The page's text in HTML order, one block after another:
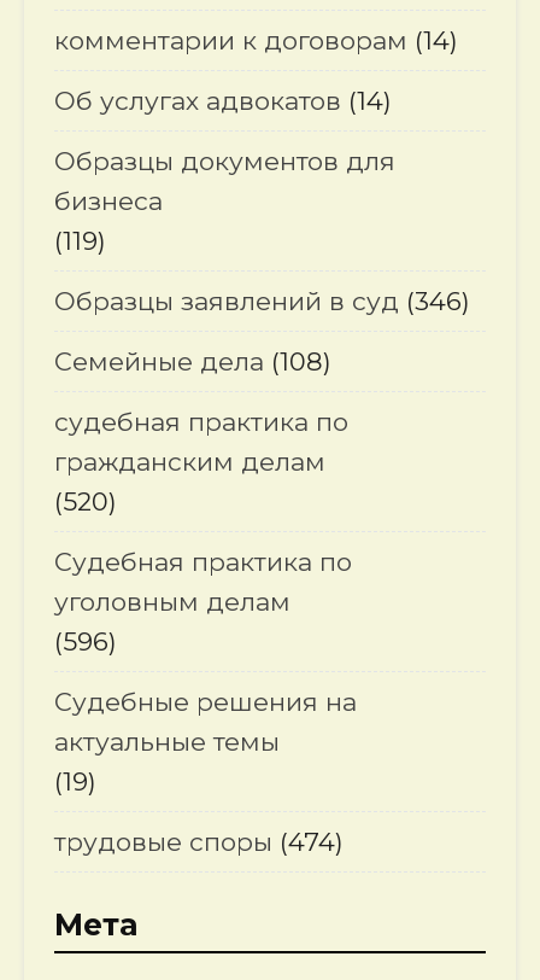
комментарии к договорам (14)
Об услугах адвокатов (14)
Образцы документов для
бизнеса
(119)
Образцы заявлений в суд (346)
Семейные дела (108)
судебная практика по
гражданским делам
(520)
Судебная практика по
уголовным делам
(596)
Судебные решения на
актуальные темы
(19)
трудовые споры (474)
Мета